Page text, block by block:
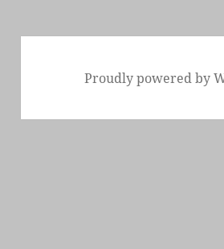
Proudly powered by